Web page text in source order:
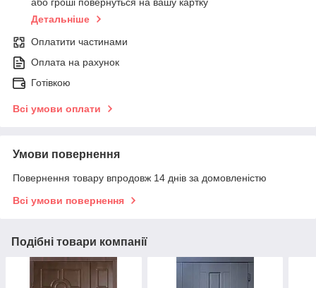
або гроші повернуться на вашу картку
Детальніше
Оплатити частинами
Оплата на рахунок
Готівкою
Всі умови оплати
Умови повернення
Повернення товару впродовж 14 днів за домовленістю
Всі умови повернення
Подібні товари компанії